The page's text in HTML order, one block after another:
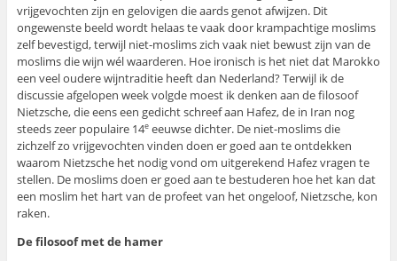
vrijgevochten zijn en gelovigen die aards genot afwijzen. Dit
ongewenste beeld wordt helaas te vaak door krampachtige moslims
zelf bevestigd, terwijl niet-moslims zich vaak niet bewust zijn van de
moslims die wijn wél waarderen. Hoe ironisch is het niet dat Marokko
een veel oudere wijntraditie heeft dan Nederland? Terwijl ik de
discussie afgelopen week volgde moest ik denken aan de filosoof
Nietzsche, die eens een gedicht schreef aan Hafez, de in Iran nog
steeds zeer populaire 14eeeuwse dichter. De niet-moslims die
zichzelf zo vrijgevochten vinden doen er goed aan te ontdekken
waarom Nietzsche het nodig vond om uitgerekend Hafez vragen te
stellen. De moslims doen er goed aan te bestuderen hoe het kan dat
een moslim het hart van de profeet van het ongeloof, Nietzsche, kon
raken.
De filosoof met de hamer